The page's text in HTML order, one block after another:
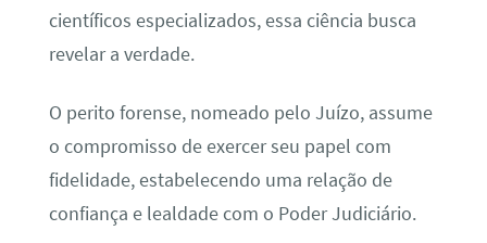
científicos especializados, essa ciência busca
revelar a verdade.
O perito forense, nomeado pelo Juízo, assume
o compromisso de exercer seu papel com
fidelidade, estabelecendo uma relação de
confiança e lealdade com o Poder Judiciário.